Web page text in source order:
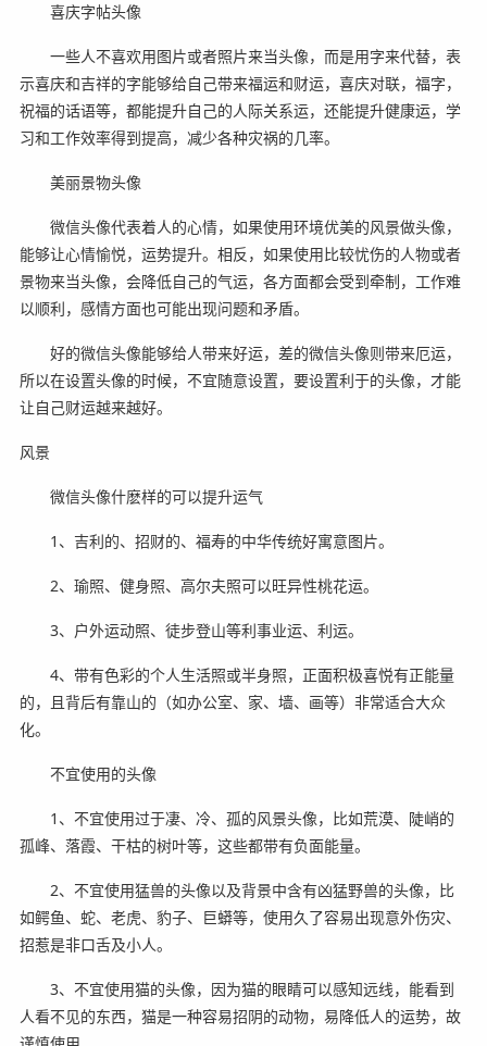
喜庆字帖头像
一些人不喜欢用图片或者照片来当头像，而是用字来代替，表
示喜庆和吉祥的字能够给自己带来福运和财运，喜庆对联，福字，
祝福的话语等，都能提升自己的人际关系运，还能提升健康运，学
习和工作效率得到提高，减少各种灾祸的几率。
美丽景物头像
微信头像代表着人的心情，如果使用环境优美的风景做头像，
能够让心情愉悦，运势提升。相反，如果使用比较忧伤的人物或者
景物来当头像，会降低自己的气运，各方面都会受到牵制，工作难
以顺利，感情方面也可能出现问题和矛盾。
好的微信头像能够给人带来好运，差的微信头像则带来厄运，
所以在设置头像的时候，不宜随意设置，要设置利于的头像，才能
让自己财运越来越好。
风景
微信头像什麽样的可以提升运气
1、吉利的、招财的、福寿的中华传统好寓意图片。
2、瑜照、健身照、高尔夫照可以旺异性桃花运。
3、户外运动照、徒步登山等利事业运、利运。
4、带有色彩的个人生活照或半身照，正面积极喜悦有正能量
的，且背后有靠山的（如办公室、家、墙、画等）非常适合大众
化。
不宜使用的头像
1、不宜使用过于凄、冷、孤的风景头像，比如荒漠、陡峭的
孤峰、落霞、干枯的树叶等，这些都带有负面能量。
2、不宜使用猛兽的头像以及背景中含有凶猛野兽的头像，比
如鳄鱼、蛇、老虎、豹子、巨蟒等，使用久了容易出现意外伤灾、
招惹是非口舌及小人。
3、不宜使用猫的头像，因为猫的眼睛可以感知远线，能看到
人看不见的东西，猫是一种容易招阴的动物，易降低人的运势，故